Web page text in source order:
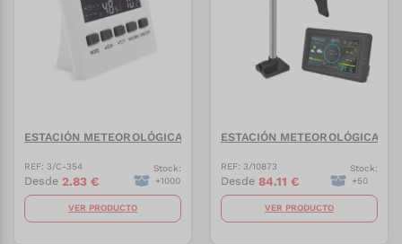
ESTACIÓN METEOROLÓGICA MAXIMUM
REF: 3/C-354
Desde 2.83 €
Stock:
+1000
VER PRODUCTO
ESTACIÓN METEOROLÓGICA
REF: 3/10873
Desde 84.11 €
Stock:
+50
VER PRODUCTO